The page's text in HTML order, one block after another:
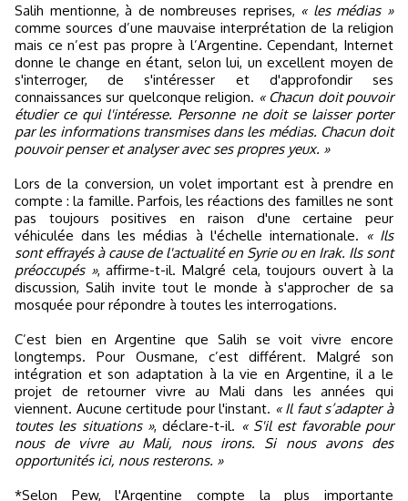
Salih mentionne, à de nombreuses reprises, « les médias »
comme sources d’une mauvaise interprétation de la religion
mais ce n’est pas propre à l’Argentine. Cependant, Internet
donne le change en étant, selon lui, un excellent moyen de
s'interroger, de s'intéresser et d'approfondir ses
connaissances sur quelconque religion. « Chacun doit pouvoir
étudier ce qui l'intéresse. Personne ne doit se laisser porter
par les informations transmises dans les médias. Chacun doit
pouvoir penser et analyser avec ses propres yeux. »
Lors de la conversion, un volet important est à prendre en
compte : la famille. Parfois, les réactions des familles ne sont
pas toujours positives en raison d'une certaine peur
véhiculée dans les médias à l'échelle internationale. « Ils
sont effrayés à cause de l'actualité en Syrie ou en Irak. Ils sont
préoccupés », affirme-t-il. Malgré cela, toujours ouvert à la
discussion, Salih invite tout le monde à s'approcher de sa
mosquée pour répondre à toutes les interrogations.
C’est bien en Argentine que Salih se voit vivre encore
longtemps. Pour Ousmane, c’est différent. Malgré son
intégration et son adaptation à la vie en Argentine, il a le
projet de retourner vivre au Mali dans les années qui
viennent. Aucune certitude pour l'instant. « Il faut s’adapter à
toutes les situations », déclare-t-il. « S'il est favorable pour
nous de vivre au Mali, nous irons. Si nous avons des
opportunités ici, nous resterons. »
*Selon Pew, l'Argentine compte la plus importante